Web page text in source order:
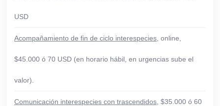
USD
Acompañamiento de fin de ciclo interespecies , online,
$45.000 ó 70 USD (en horario hábil, en urgencias sube el
valor).
Comunicación interespecies con trascendidos , $35.000 ó 60